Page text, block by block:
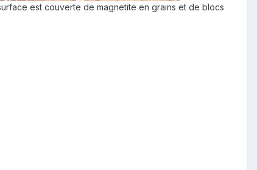
est couverte de magnetite en grains et de blocs